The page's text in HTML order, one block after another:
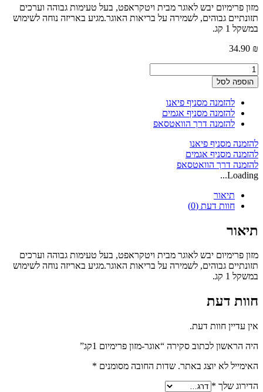
מזון פרימיום יבש לאוגר מבית ויטקראפט, בעל טעימות גבוהה וערכים
תזונתיים גבוהים, לשמירה על בריאות האוגר.מגיע באריזה נוחה לשימוש
במשקל 1 קג.
34.90 ₪
כמות
של
אוגר-מזון
פרימיום
הוספה לסל
להזמנה מסניף פיאנו
להזמנה מסניף אגמים
להזמנה דרך הוואטסאפ
להזמנה מסניף פיאנו
להזמנה מסניף אגמים
להזמנה דרך הוואטסאפ
Loading...
תיאור
חוות דעת (0)
תיאור
מזון פרימיום יבש לאוגר מבית ויטקראפט, בעל טעימות גבוהה וערכים
תזונתיים גבוהים, לשמירה על בריאות האוגר.מגיע באריזה נוחה לשימוש
במשקל 1 קג.
חוות דעת
אין עדיין חוות דעת.
היה הראשון לכתוב סקירה “אוגר-מזון פרימיום 1קג”
האימייל לא יוצג באתר. שדות החובה מסומנים *
הדירוג שלך *